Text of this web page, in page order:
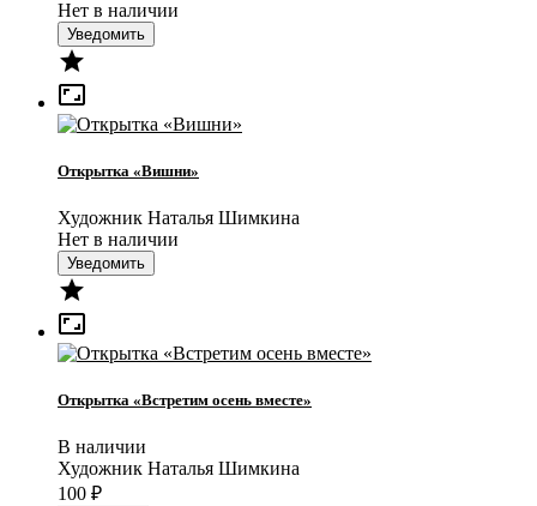
Нет в наличии
Уведомить


Открытка «Вишни»
Художник Наталья Шимкина
Нет в наличии
Уведомить


Открытка «Встретим осень вместе»
В наличии
Художник Наталья Шимкина
100 ₽